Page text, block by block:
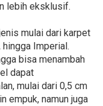
lebih eksklusif.
mulai dari karpet
hingga Imperial.
bisa menambah
dapat
mulai dari 0,5 cm
empuk, namun juga